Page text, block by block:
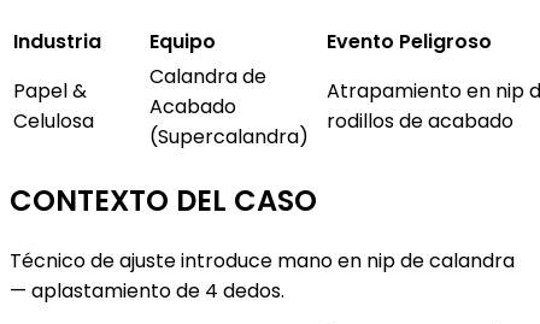
Industria Equipo
Evento Peligroso
Papel &
Celulosa
Calandra de
Acabado
(Supercalandra)
Atrapamiento en nip
rodillos de acabado
CONTEXTO DEL CASO
Técnico de ajuste introduce mano en nip de calandra
— aplastamiento de 4 dedos.